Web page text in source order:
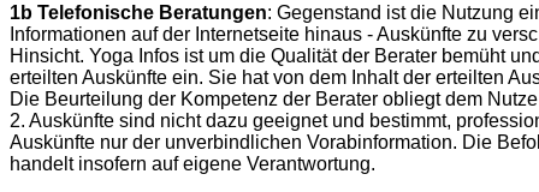
1b Telefonische Beratungen: Gegenstand ist die Nutzung
Informationen auf der Internetseite hinaus - Auskünfte zu
Hinsicht. Yoga Infos ist um die Qualität der Berater bemüht
erteilten Auskünfte ein. Sie hat von dem Inhalt der erteilten
Die Beurteilung der Kompetenz der Berater obliegt dem
2. Auskünfte sind nicht dazu geeignet und bestimmt,
Auskünfte nur der unverbindlichen Vorabinformation. Die
handelt insofern auf eigene Verantwortung.